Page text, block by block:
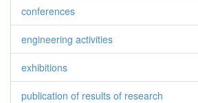
conferences
engineering activities
exhibitions
publication of results of research